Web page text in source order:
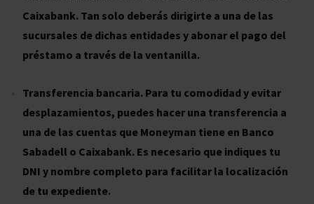
Caixabank. Tan solo deberás dirigirte a una de las
sucursales de dichas entidades y abonar el pago del
préstamo a través de la ventanilla.
Transferencia bancaria. Para tu comodidad y evitar
desplazamientos, puedes hacer una transferencia a
una de las cuentas que Moneyman tiene en Banco
Sabadell o Caixabank. Es necesario que indiques tu
DNI y nombre completo para facilitar la localización
de tu expediente.